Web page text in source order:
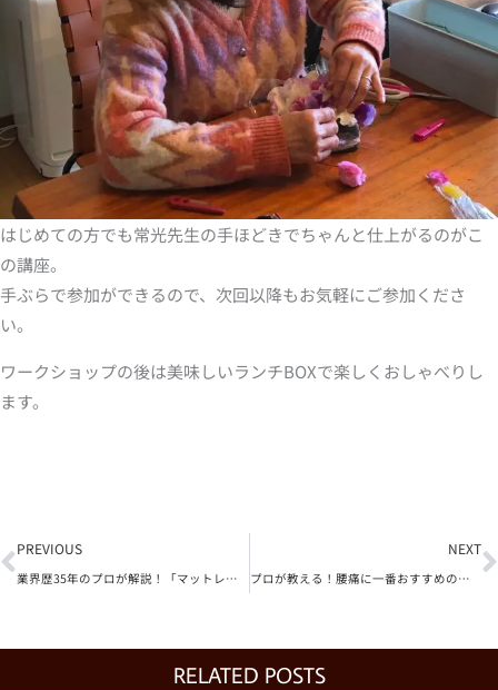
はじめての方でも常光先生の手ほどきでちゃんと仕上がるのがこ
の講座。
手ぶらで参加ができるので、次回以降もお気軽にご参加くださ
い。
ワークショップの後は美味しいランチBOXで楽しくおしゃべりし
ます。
PREVIOUS
業界歴35年のプロが解説！「マットレス」と「敷き布団」YouTube
NEXT
プロが教える！腰痛に一番おすすめのマットレス You Tube
RELATED POSTS